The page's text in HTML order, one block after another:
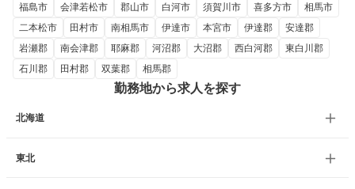
福島市 会津若松市 郡山市 白河市 須賀川市 喜多方市
相馬市
二本松市
田村市 南相馬市 伊達市 本宮市 伊達郡
安達郡
岩瀬郡
南会津郡 耶麻郡 河沼郡 大沼郡 西白河郡
東白川郡
石川郡
田村郡 双葉郡 相馬郡
勤務地から求人を探す
北海道
東北